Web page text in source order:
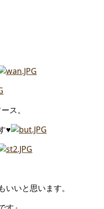
ス。
♥
いと思います。